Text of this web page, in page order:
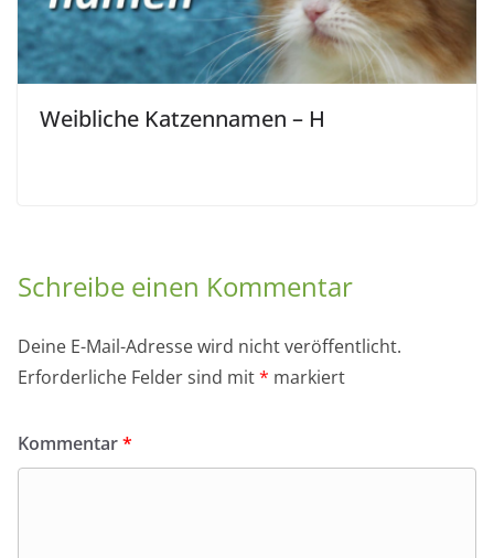
Weibliche Katzennamen – H
Schreibe einen Kommentar
Deine E-Mail-Adresse wird nicht veröffentlicht.
Erforderliche Felder sind mit* markiert
Kommentar*